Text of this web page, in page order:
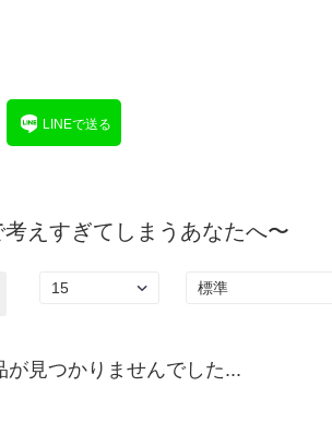
LINEで送る
えすぎてしまうあなたへ〜
が見つかりませんでした...